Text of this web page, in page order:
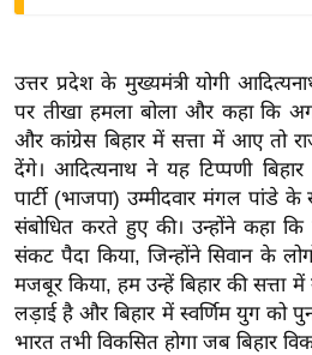
त
वि
शे
ष
ज्ञ
रा
य
ब
उत्तर प्रदेश के मुख्यमंत्री योगी
पर तीखा हमला बोला और कहा कि
और कांग्रेस बिहार में सत्ता में आए तो
देंगे। आदित्यनाथ ने यह टिप्पणी
पार्टी (भाजपा) उम्मीदवार मंगल पांडे
संबोधित करते हुए की। उन्होंने कहा कि
संकट पैदा किया, जिन्होंने सिवान के
मजबूर किया, हम उन्हें बिहार की सत्ता
लड़ाई है और बिहार में स्वर्णिम युग को
भारत तभी विकसित होगा जब बिहार